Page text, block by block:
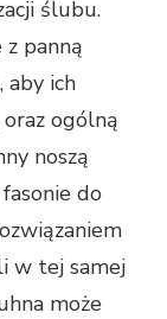
ślubu.
panną
aby ich
oraz ogólną
noszą
do
w tej samej
może